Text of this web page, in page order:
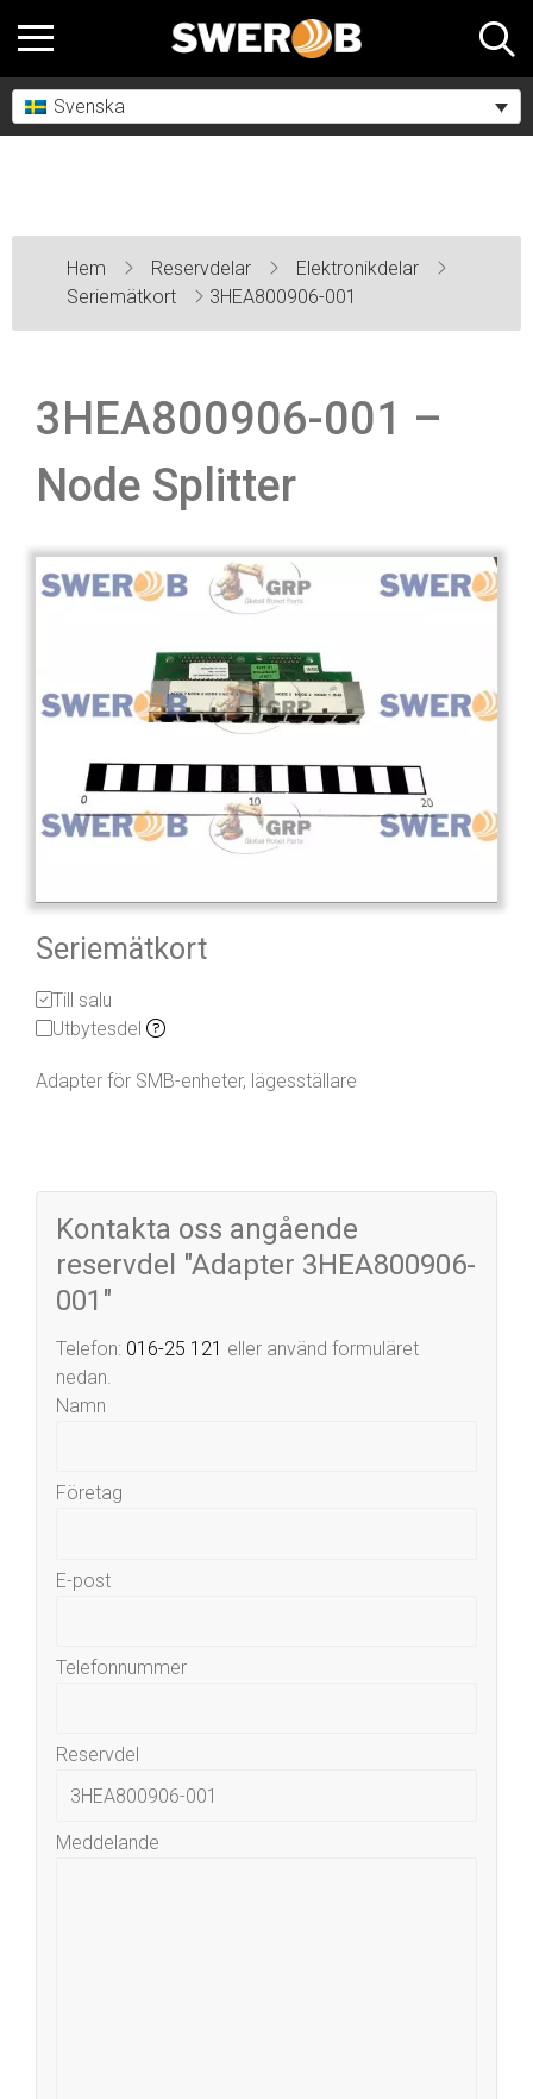
Svenska
Hem Reservdelar
Elektronikdelar
Seriemätkort
3HEA800906-001
3HEA800906-001 –
Node Splitter
Seriemätkort
Till salu
Utbytesdel
Adapter för SMB-enheter, lägesställare
Kontakta oss angående
reservdel "Adapter 3HEA800906-
001"
Telefon: 016-25 121 eller använd formuläret
nedan.
Namn
Företag
E-post
Telefonnummer
Reservdel
Meddelande